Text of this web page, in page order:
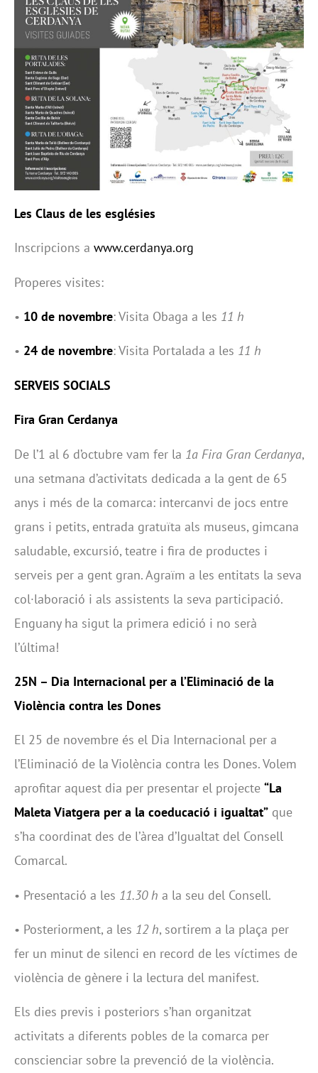
Les Claus de les esglésies
Inscripcions a www.cerdanya.org
Properes visites:
• 10 de novembre: Visita Obaga a les 11 h
• 24 de novembre: Visita Portalada a les 11 h
SERVEIS SOCIALS
Fira Gran Cerdanya
De l’1 al 6 d’octubre vam fer la 1a Fira Gran Cerdanya,
una setmana d’activitats dedicada a la gent de 65
anys i més de la comarca: intercanvi de jocs entre
grans i petits, entrada gratuïta als museus, gimcana
saludable, excursió, teatre i fira de productes i
serveis per a gent gran. Agraïm a les entitats la seva
col·laboració i als assistents la seva participació.
Enguany ha sigut la primera edició i no serà
l’última!
25N – Dia Internacional per a l’Eliminació de la
Violència contra les Dones
El 25 de novembre és el Dia Internacional per a
l’Eliminació de la Violència contra les Dones. Volem
aprofitar aquest dia per presentar el projecte “La
Maleta Viatgera per a la coeducació i igualtat” que
s’ha coordinat des de l’àrea d’Igualtat del Consell
Comarcal.
• Presentació a les 11.30 h a la seu del Consell.
• Posteriorment, a les 12 h, sortirem a la plaça per
fer un minut de silenci en record de les víctimes de
violència de gènere i la lectura del manifest.
Els dies previs i posteriors s’han organitzat
activitats a diferents pobles de la comarca per
conscienciar sobre la prevenció de la violència.